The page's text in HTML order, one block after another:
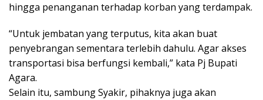
hingga penanganan terhadap korban yang terdampak.
“Untuk jembatan yang terputus, kita akan buat
penyebrangan sementara terlebih dahulu. Agar akses
transportasi bisa berfungsi kembali,” kata Pj Bupati
Agara.
Selain itu, sambung Syakir, pihaknya juga akan